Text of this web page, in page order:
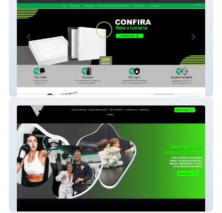
Fóton Eletricidade